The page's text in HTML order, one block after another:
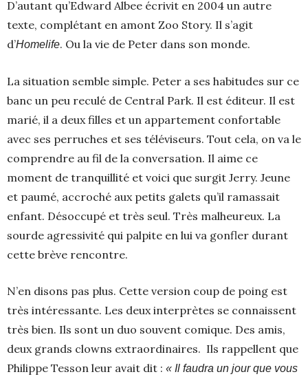
D’autant qu’Edward Albee écrivit en 2004 un autre
texte, complétant en amont Zoo Story. Il s’agit
d’Homelife. Ou la vie de Peter dans son monde.
La situation semble simple. Peter a ses habitudes sur ce
banc un peu reculé de Central Park. Il est éditeur. Il est
marié, il a deux filles et un appartement confortable
avec ses perruches et ses téléviseurs. Tout cela, on va le
comprendre au fil de la conversation. Il aime ce
moment de tranquillité et voici que surgit Jerry. Jeune
et paumé, accroché aux petits galets qu’il ramassait
enfant. Désoccupé et très seul. Très malheureux. La
sourde agressivité qui palpite en lui va gonfler durant
cette brève rencontre.
N’en disons pas plus. Cette version coup de poing est
très intéressante. Les deux interprètes se connaissent
très bien. Ils sont un duo souvent comique. Des amis,
deux grands clowns extraordinaires. Ils rappellent que
Philippe Tesson leur avait dit : « Il faudra un jour que vous